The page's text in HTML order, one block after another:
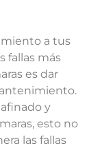
a tus
fallas más
es dar
y
esto no
las fallas